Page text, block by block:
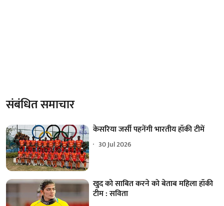
संबंधित समाचार
केसरिया जर्सी पहनेंगी भारतीय हॉकी टीमें
30 Jul 2026
खुद को साबित करने को बेताब महिला हॉकी
टीम : सविता